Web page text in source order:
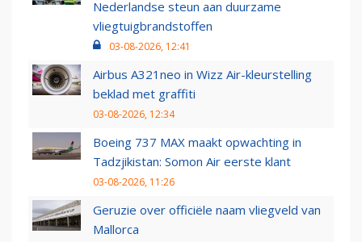
Nederlandse steun aan duurzame
vliegtuigbrandstoffen
03-08-2026, 12:41
Airbus A321neo in Wizz Air-kleurstelling
beklad met graffiti
03-08-2026, 12:34
Boeing 737 MAX maakt opwachting in
Tadzjikistan: Somon Air eerste klant
03-08-2026, 11:26
Geruzie over officiële naam vliegveld van
Mallorca